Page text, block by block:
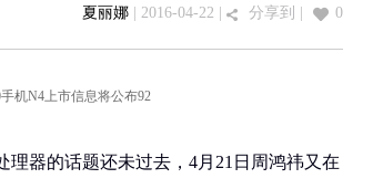
夏丽娜 | 2016-04-22 | 分享到 0
理器的话题还未过去，4月21日周鸿祎又在